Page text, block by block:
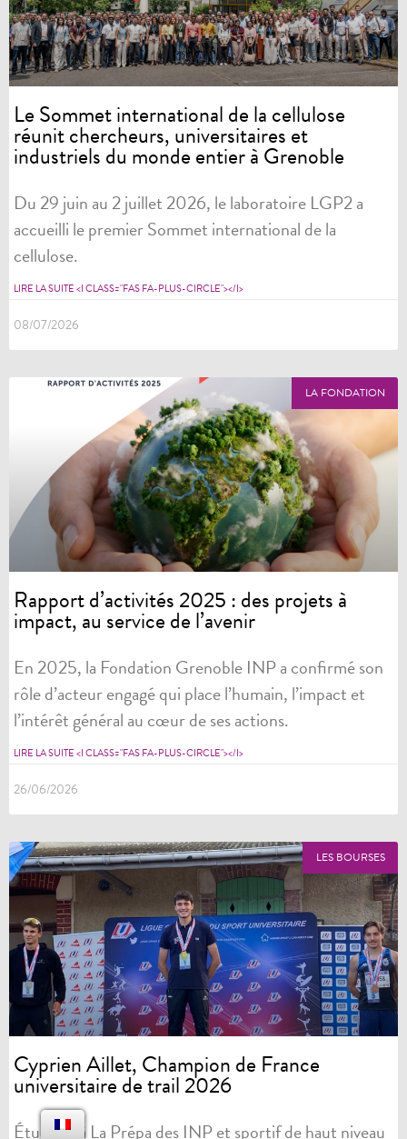
Le Sommet international de la cellulose
réunit chercheurs, universitaires et
industriels du monde entier à Grenoble
Du 29 juin au 2 juillet 2026, le laboratoire LGP2 a
accueilli le premier Sommet international de la
cellulose.
LIRE LA SUITE <I CLASS="FAS FA-PLUS-CIRCLE"></I>
08/07/2026
LA FONDATION
Rapport d’activités 2025 : des projets à
impact, au service de l’avenir
En 2025, la Fondation Grenoble INP a confirmé son
rôle d’acteur engagé qui place l’humain, l’impact et
l’intérêt général au cœur de ses actions.
LIRE LA SUITE <I CLASS="FAS FA-PLUS-CIRCLE"></I>
26/06/2026
LES BOURSES
Cyprien Aillet, Champion de France
universitaire de trail 2026
Étudiant à La Prépa des INP et sportif de haut niveau